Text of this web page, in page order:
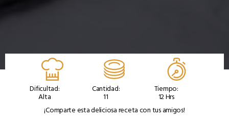
Dificultad:
Alta
Cantidad:
11
Tiempo:
12 Hrs
¡Comparte esta deliciosa receta con tus amigos!